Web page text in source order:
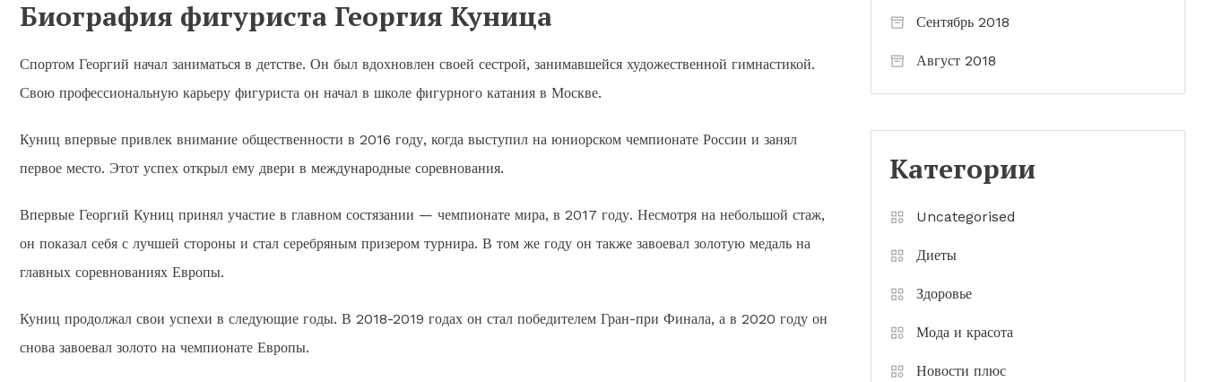
Биография фигуриста Георгия Куница
Спортом Георгий начал заниматься в детстве. Он был вдохновлен своей сестрой, занимавшейся художественной гимнастикой.
Свою профессиональную карьеру фигуриста он начал в школе фигурного катания в Москве.
Куниц впервые привлек внимание общественности в 2016 году, когда выступил на юниорском чемпионате России и занял
первое место. Этот успех открыл ему двери в международные соревнования.
Впервые Георгий Куниц принял участие в главном состязании — чемпионате мира, в 2017 году. Несмотря на небольшой стаж,
он показал себя с лучшей стороны и стал серебряным призером турнира. В том же году он также завоевал золотую медаль на
главных соревнованиях Европы.
Куниц продолжал свои успехи в следующие годы. В 2018-2019 годах он стал победителем Гран-при Финала, а в 2020 году он
снова завоевал золото на чемпионате Европы.
Сентябрь 2018
Август 2018
Категории
Uncategorised
Диеты
Здоровье
Мода и красота
Новости плюс